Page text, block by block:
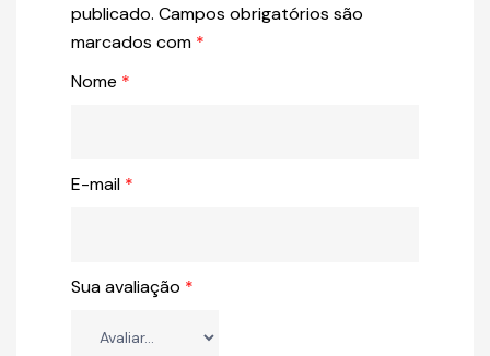
publicado. Campos obrigatórios são
marcados com *
Sua avaliação *
Nome *
E-mail *